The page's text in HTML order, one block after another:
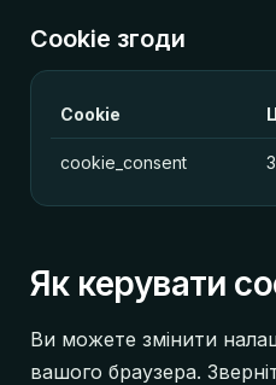
Cookie згоди
Cookie
cookie_consent
Як керувати
Ви можете змінити
вашого браузера.